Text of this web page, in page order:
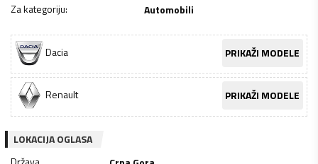
Za kategoriju: Automobili
Dacia PRIKAŽI MODELE
Renault PRIKAŽI MODELE
LOKACIJA OGLASA